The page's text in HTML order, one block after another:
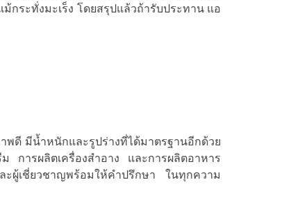
กระทั่งมะเร็ง โดยสรุปแล้วถ้ารับประทาน แอ
ดี มีน้ำหนักและรูปร่างที่ได้มาตรฐานอีกด้วย
การผลิตเครื่องสำอาง และการผลิตอาหาร
ะผู้เชี่ยวชาญพร้อมให้คำปรึกษา ในทุกความ